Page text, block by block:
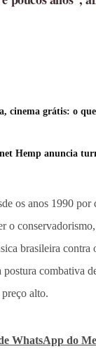
cinema grátis: o
Hemp anuncia
os anos 1990 por
o
brasileira contra
postura combativa
alto.
WhatsApp do